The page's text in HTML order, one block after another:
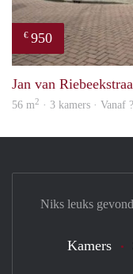
€ 950
Jan van
56 m2 · 3 kamers · Vanaf
Niks leuks
Kamers